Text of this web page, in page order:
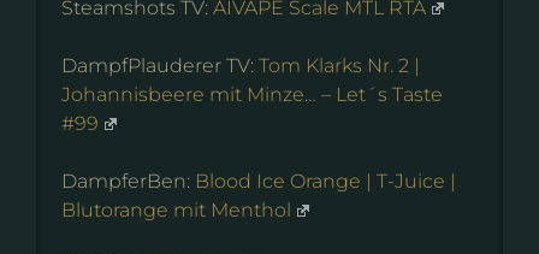
Steamshots TV: AIVAPE Scale MTL RTA
DampfPlauderer TV: Tom Klarks Nr. 2 |
Johannisbeere mit Minze… – Let´s Taste
#99
DampferBen: Blood Ice Orange | T-Juice |
Blutorange mit Menthol